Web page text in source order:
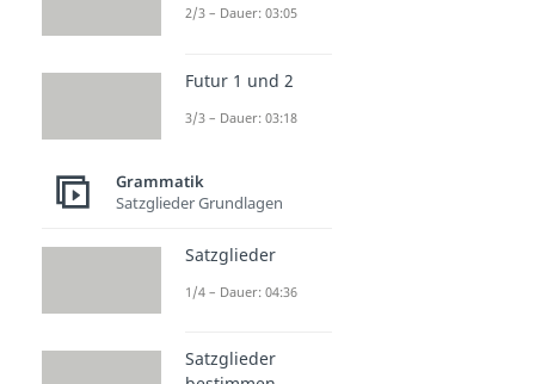
2/3 – Dauer: 03:05
Futur 1 und 2
3/3 – Dauer: 03:18
Grammatik
Satzglieder Grundlagen
Satzglieder
1/4 – Dauer: 04:36
Satzglieder